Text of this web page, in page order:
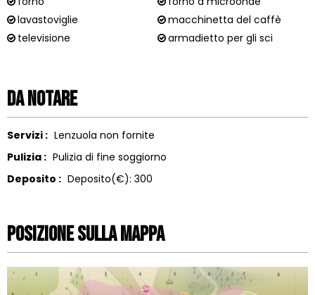
lavastoviglie
macchinetta del caffè
televisione
armadietto per gli sci
Da notare
Servizi : Lenzuola non fornite
Pulizia : Pulizia di fine soggiorno
Deposito : Deposito(€): 300
Posizione sulla mappa